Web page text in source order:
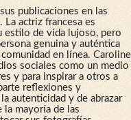
publicaciones en las
La actriz francesa es
estilo de vida lujoso, pero
genuina y auténtica
en línea. Caroline
sociales como un medio
y para inspirar a otros a
reflexiones y
autenticidad y de abrazar
la mayoría de las